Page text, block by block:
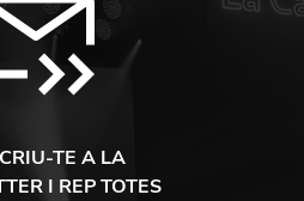
TE A LA
I REP TOTES